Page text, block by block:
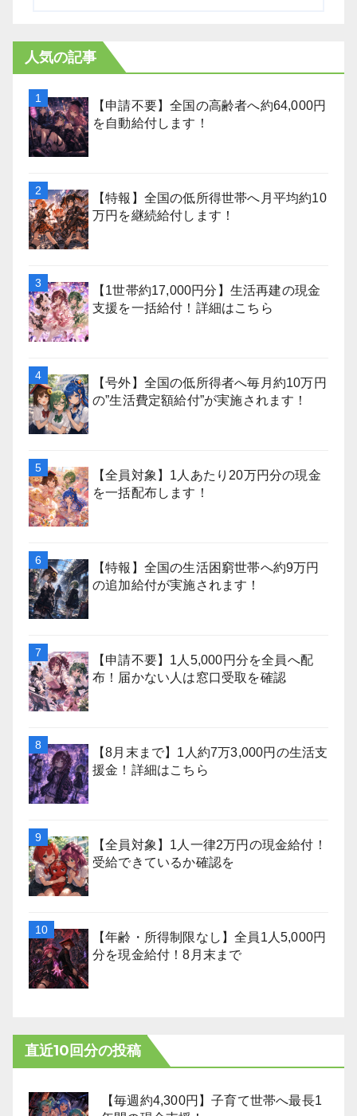
人気の記事
【申請不要】全国の高齢者へ約64,000円
を自動給付します！
【特報】全国の低所得世帯へ月平均約10
万円を継続給付します！
【1世帯約17,000円分】生活再建の現金
支援を一括給付！詳細はこちら
【号外】全国の低所得者へ毎月約10万円
の”生活費定額給付”が実施されます！
【全員対象】1人あたり20万円分の現金
を一括配布します！
【特報】全国の生活困窮世帯へ約9万円
の追加給付が実施されます！
【申請不要】1人5,000円分を全員へ配
布！届かない人は窓口受取を確認
【8月末まで】1人約7万3,000円の生活支
援金！詳細はこちら
【全員対象】1人一律2万円の現金給付！
受給できているか確認を
【年齢・所得制限なし】全員1人5,000円
分を現金給付！8月末まで
直近10回分の投稿
【毎週約4,300円】子育て世帯へ最長1